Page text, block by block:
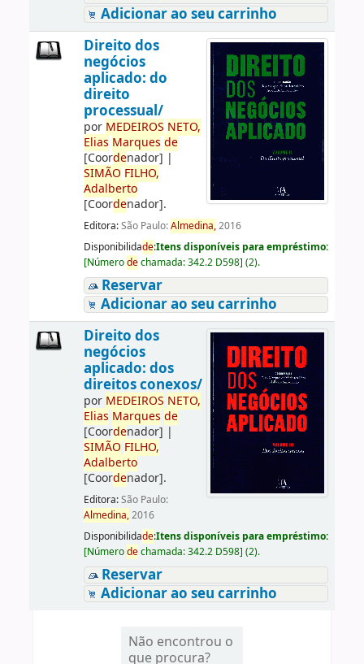
Adicionar ao seu carrinho
Direito dos
negócios
aplicado: do
direito
processual/
por MEDEIROS NETO,
Elias Marques de
[Coordenador] |
SIMÃO FILHO,
Adalberto
[Coordenador].
Editora:São Paulo:Almedina,2016
Disponibilidade:Itens disponíveis para empréstimo:
[Númerodechamada:342.2 D598] (2).
Reservar
Adicionar ao seu carrinho
Direito dos
negócios
aplicado: dos
direitos conexos/
por MEDEIROS NETO,
Elias Marques de
[Coordenador] |
SIMÃO FILHO,
Adalberto
[Coordenador].
Editora:São Paulo:
Almedina,2016
Disponibilidade:Itens disponíveis para empréstimo:
[Númerodechamada:342.2 D598] (2).
Reservar
Adicionar ao seu carrinho
Não encontrou o
que procura?